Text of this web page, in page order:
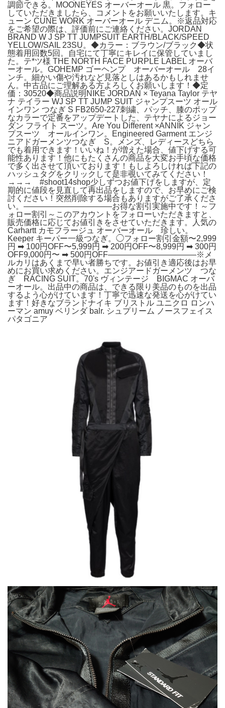
調節できる。MOONEYES オーバーオール 黒。フォロー
していただきましたら、コメントをお願いいたします。キ
ューン CUNE WORK オーバーオール デニム。※返品対応
をご希望の際は、評価前にご連絡ください。JORDAN
BRAND W J SP TT JUMPSUIT EARTH/BLACK/SPEED
YELLOW/SAIL 23SU。◆カラー：ブラウン/ブラック◆状
態着用回数5回。自宅にて丁寧にキレイに保管していまし
た。テ*ツ様 THE NORTH FACE PURPLE LABEL オーバ
ーオール。GOHEMP ゴーヘンプ オーバーオール 28イ
ンチ。細かい傷や汚れなど見落としはあるかもしれませ
ん。中古品にご理解ある方よろしくお願いします！◆定
価：30520◆商品説明NIKE JORDAN × Teyana Taylor テヤ
ナ テイラー WJ SP TT JUMP SUIT ジャンプスーツ オール
インワン つなぎ S FB2650-227刺繍、パッチ、膝のポップ
なカラーで定番をアップデートした、テヤナによるジョー
ダン フライト スーツ。Are You Different ×ANNIK ジャン
プスーツ オールインワン。Engineered Garment エンジ
ニアドガーメンツつなぎ S。メンズ、レディースどちら
でも着用できます！いいね！が増えた場合、値下げする可
能性あります！他にもたくさんの商品を大変お手頃な価格
で多く出させて頂いております！もしよろしければ下記の
ハッシュタグをクリックして是非覗いてみてください！
→→→ #shoot14shop少しずつお値下げをしますが、定
期的に値段を見直して再出品をしますので、お早めにご検
討ください！突然削除する場合もありますがご了承くださ
い。———————————お得な割引実施中です！～フ
ォロー割引～このアカウントをフォローいただきますと、
販売価格に応じてお値引きをさせていただきます。人気の
Carhartt カモフラージュ オーバーオール 珍しい。
Keeper キーパー一級つなぎ。◯フォロー割引金額〜2,999
円 ➡︎ 100円OFF〜5,999円 ➡︎ 200円OFF〜8,999円 ➡︎ 300円
OFF9,000円〜 ➡︎ 500円OFF———————————※メ
ルカリはあくまで早い者勝ちです。お値引き適応後はお早
めにお買い求めください。エンジアードガーメンツ つな
ぎ RACING SUIT。70's ヴィンテージ BIGMAC オーバ
ーオール。出品中の商品は、できる限り美品のものを出品
するよう心がけています！丁寧で迅速な発送を心がけてい
ます！好きなブランドナイキ ブリストル ユニクロ ロンハ
ーマン amuy ベリンダ balr. シュプリーム ノースフェイス
パタゴニア